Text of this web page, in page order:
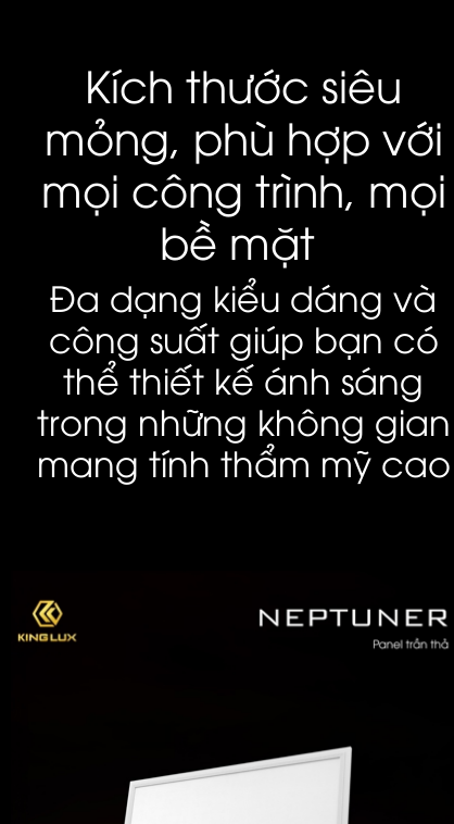
Kích thước siêu
mỏng, phù hợp với
mọi công trình, mọi
bề mặt
Đa dạng kiểu dáng và
công suất giúp bạn có
thể thiết kế ánh sáng
trong những không gian
mang tính thẩm mỹ cao